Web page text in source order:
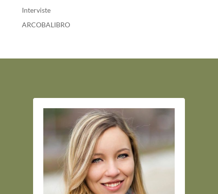
Interviste
ARCOBALIBRO